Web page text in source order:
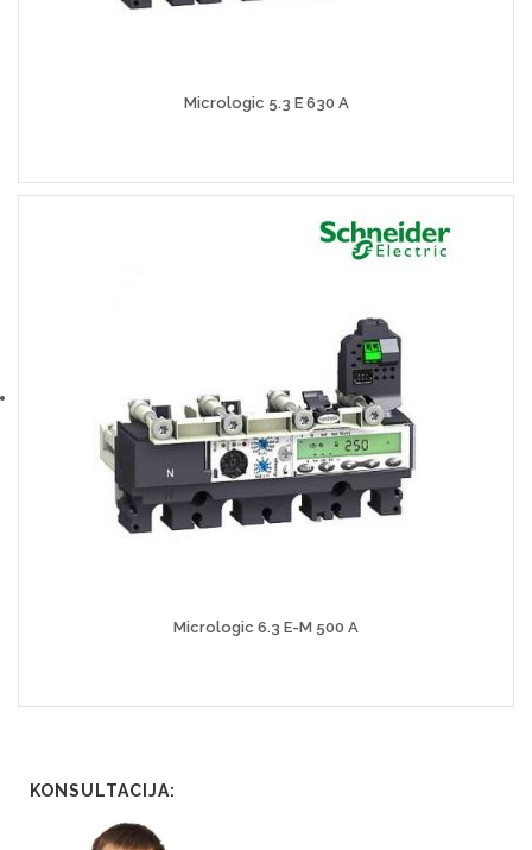
Micrologic 5.3 E 630 A
Micrologic 6.3 E-M 500 A
KONSULTACIJA: